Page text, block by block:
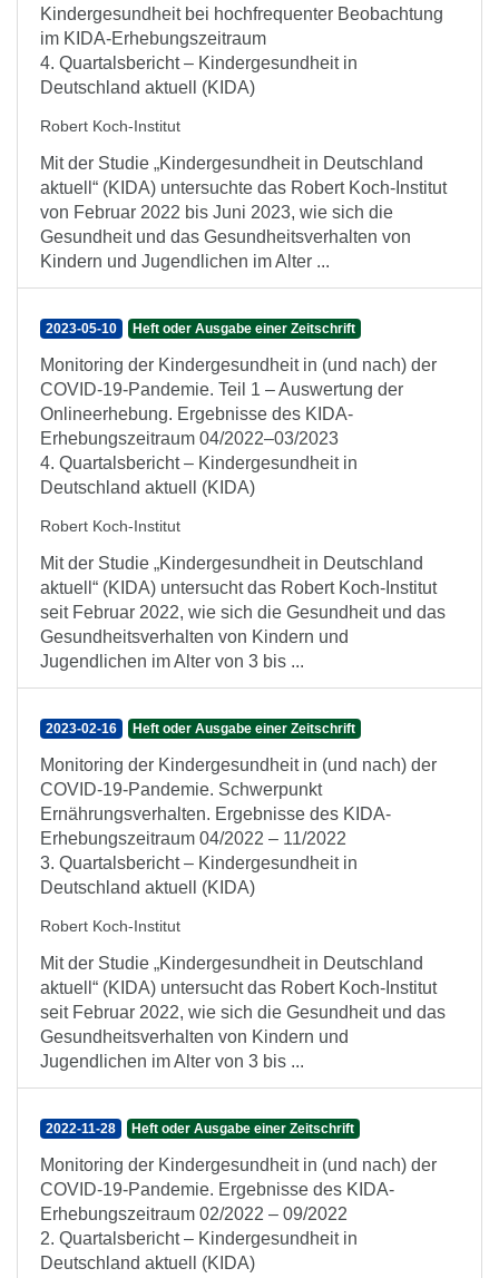
Kindergesundheit bei hochfrequenter Beobachtung
im KIDA-Erhebungszeitraum
4. Quartalsbericht – Kindergesundheit in
Deutschland aktuell (KIDA)
Robert Koch-Institut
Mit der Studie „Kindergesundheit in Deutschland
aktuell“ (KIDA) untersuchte das Robert Koch-Institut
von Februar 2022 bis Juni 2023, wie sich die
Gesundheit und das Gesundheitsverhalten von
Kindern und Jugendlichen im Alter ...
2023-05-10 Heft oder Ausgabe einer Zeitschrift
Monitoring der Kindergesundheit in (und nach) der
COVID-19-Pandemie. Teil 1 – Auswertung der
Onlineerhebung. Ergebnisse des KIDA-
Erhebungszeitraum 04/2022–03/2023
4. Quartalsbericht – Kindergesundheit in
Deutschland aktuell (KIDA)
Robert Koch-Institut
Mit der Studie „Kindergesundheit in Deutschland
aktuell“ (KIDA) untersucht das Robert Koch-Institut
seit Februar 2022, wie sich die Gesundheit und das
Gesundheitsverhalten von Kindern und
Jugendlichen im Alter von 3 bis ...
2023-02-16 Heft oder Ausgabe einer Zeitschrift
Monitoring der Kindergesundheit in (und nach) der
COVID-19-Pandemie. Schwerpunkt
Ernährungsverhalten. Ergebnisse des KIDA-
Erhebungszeitraum 04/2022 – 11/2022
3. Quartalsbericht – Kindergesundheit in
Deutschland aktuell (KIDA)
Robert Koch-Institut
Mit der Studie „Kindergesundheit in Deutschland
aktuell“ (KIDA) untersucht das Robert Koch-Institut
seit Februar 2022, wie sich die Gesundheit und das
Gesundheitsverhalten von Kindern und
Jugendlichen im Alter von 3 bis ...
2022-11-28 Heft oder Ausgabe einer Zeitschrift
Monitoring der Kindergesundheit in (und nach) der
COVID-19-Pandemie. Ergebnisse des KIDA-
Erhebungszeitraum 02/2022 – 09/2022
2. Quartalsbericht – Kindergesundheit in
Deutschland aktuell (KIDA)